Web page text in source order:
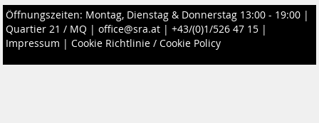
Öffnungszeiten: Montag, Dienstag & Donnerstag 13:00 - 19:00 |
Quartier 21 / MQ | office@sra.at | +43/(0)1/526 47 15 |
Impressum | Cookie Richtlinie / Cookie Policy